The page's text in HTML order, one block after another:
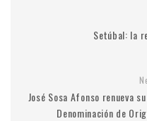
Setúbal: la
José Sosa Afonso renueva
Denominación de